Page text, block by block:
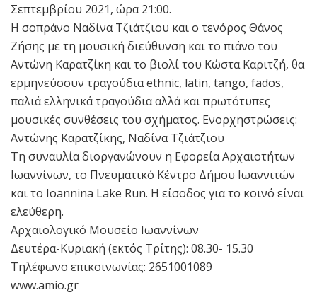
Σεπτεμβρίου 2021, ώρα 21:00.
H σοπράνο Ναδίνα Τζιάτζιου και ο τενόρος Θάνος
Ζήσης με τη μουσική διεύθυνση και το πιάνο του
Αντώνη Καρατζίκη και το βιολί του Κώστα Καριτζή, θα
ερμηνεύσουν τραγούδια ethnic, latin, tango, fados,
παλιά ελληνικά τραγούδια αλλά και πρωτότυπες
μουσικές συνθέσεις τoυ σχήματος. Ενορχηστρώσεις:
Αντώνης Καρατζίκης, Ναδίνα Τζιάτζιου
Τη συναυλία διοργανώνουν η Εφορεία Αρχαιοτήτων
Ιωαννίνων, το Πνευματικό Κέντρο Δήμου Ιωαννιτών
και το Ioannina Lake Run. Η είσοδος για το κοινό είναι
ελεύθερη.
Αρχαιολογικό Μουσείο Ιωαννίνων
Δευτέρα-Κυριακή (εκτός Τρίτης): 08.30- 15.30
Τηλέφωνο επικοινωνίας: 2651001089
www.amio.gr